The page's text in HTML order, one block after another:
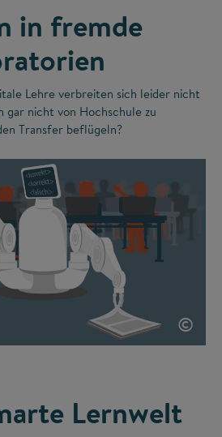
in fremde
Lehre verbreiten sich leider nicht
gar nicht von Hochschule zu
Transfer beflügeln?
©
Lernwelt